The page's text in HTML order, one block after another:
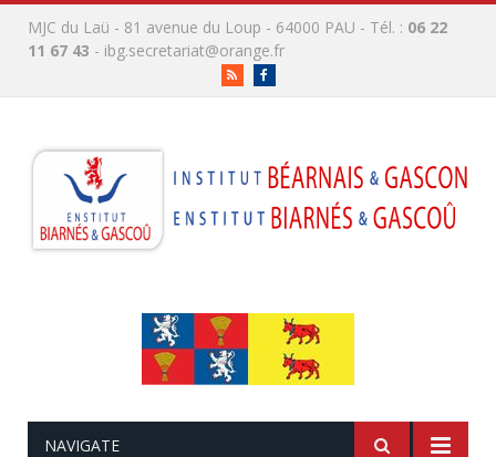
MJC du Laü - 81 avenue du Loup - 64000 PAU - Tél. : 06 22
11 67 43 - ibg.secretariat@orange.fr
RSS
NAVIGATE